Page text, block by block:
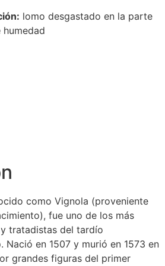
lomo desgastado en la parte
humedad
como Vignola (proveniente
fue uno de los más
tratadistas del tardío
Nació en 1507 y murió en 1573 en
grandes figuras del primer